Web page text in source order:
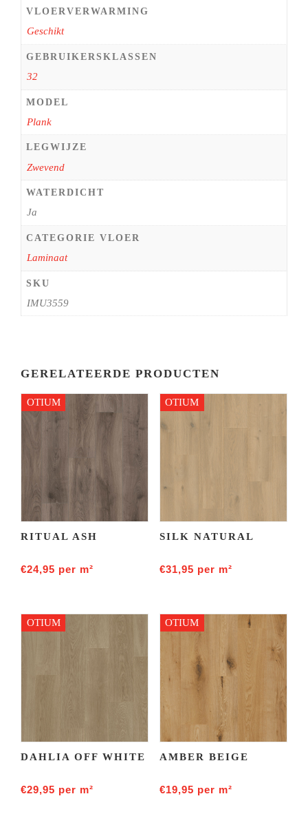
VLOERVERWARMING
Geschikt
GEBRUIKERSKLASSEN
32
MODEL
Plank
LEGWIJZE
Zwevend
WATERDICHT
Ja
CATEGORIE VLOER
Laminaat
SKU
IMU3559
GERELATEERDE PRODUCTEN
OTIUM
RITUAL ASH
€24,95 per m²
OTIUM
SILK NATURAL
€31,95 per m²
OTIUM
DAHLIA OFF WHITE
€29,95 per m²
OTIUM
AMBER BEIGE
€19,95 per m²